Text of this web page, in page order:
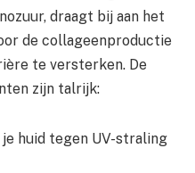
draagt bij aan het
de collageenproductie
te versterken. De
zijn talrijk:
huid tegen UV-straling